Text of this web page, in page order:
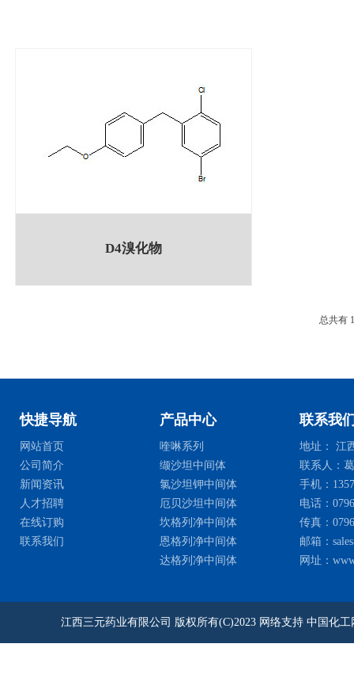
D4溴化物
总共有
快捷导航
网站首页
公司简介
新闻资讯
人才招聘
在线订购
联系我们
产品中心
喹啉系列
缬沙坦中间体
氯沙坦钾中间体
厄贝沙坦中间体
坎格列净中间体
恩格列净中间体
达格列净中间体
联系我
地址： 江
联系人：
手机：
电话：
传真：
邮箱：
网址：
江西三元药业有限公司 版权所有(C)2023 网络支持 中国化工